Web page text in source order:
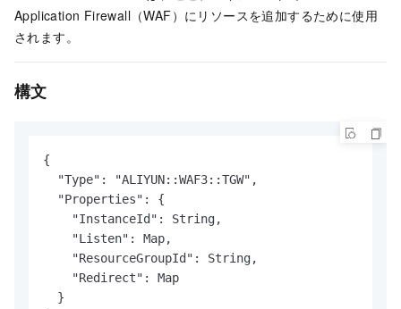
Application Firewall（WAF）にリソースを追加するために使用
されます。
構文
{
  "Type": "ALIYUN::WAF3::TGW",
  "Properties": {
    "InstanceId": String,
    "Listen": Map,
    "ResourceGroupId": String,
    "Redirect": Map
  }